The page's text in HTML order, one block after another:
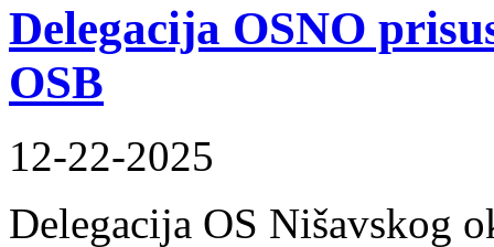
Delegacija OSNO
OSB
12-22-2025
Delegacija OS Nišavskog